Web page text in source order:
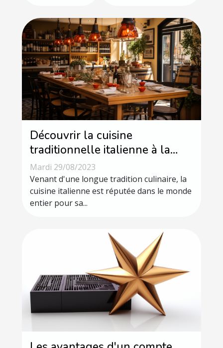
Découvrir la cuisine
traditionnelle italienne à la
pizzeria de la rue Maréchal
Foch à Angers
Mardi 29/08/2023
Venant d'une longue tradition culinaire, la
cuisine italienne est réputée dans le monde
entier pour sa...